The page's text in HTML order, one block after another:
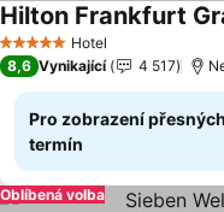
5 Počet hvězdiček
Hotel
Hilton Frankfurt
8,6 Vynikající 4 517
Pro zobrazení
termín
Oblíbená volba